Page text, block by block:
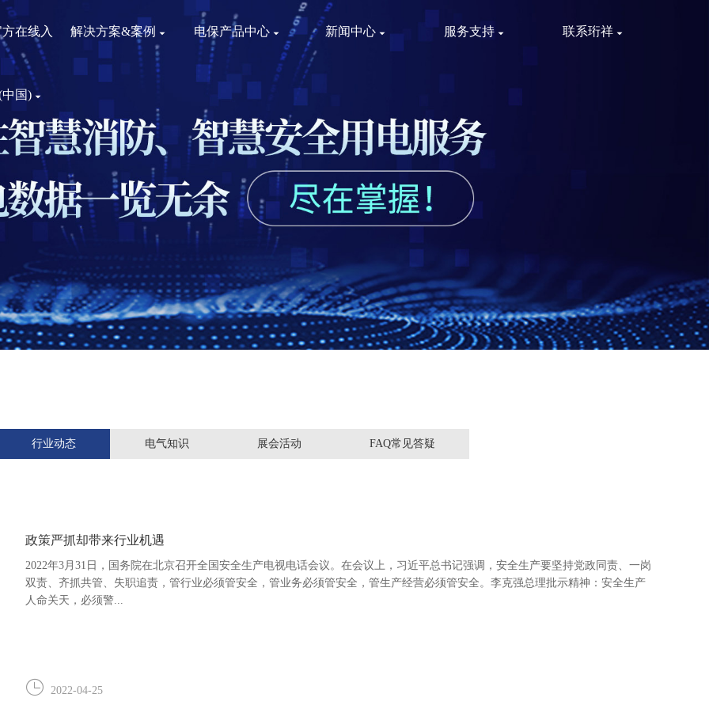
在线入
国)
解决方案&案例 电保产品中心 新闻中心 服务支持 联系珩祥
行业动态 电气知识 展会活动 FAQ常见答疑
政策严抓却带来行业机遇
2022年3月31日，国务院在北京召开全国安全生产电视电话会议。在会议上，习近平总书记强调，安全生产要坚持党政同责、一岗
双责、齐抓共管、失职追责，管行业必须管安全，管业务必须管安全，管生产经营必须管安全。李克强总理批示精神：安全生产
人命关天，必须警...
2022-04-25